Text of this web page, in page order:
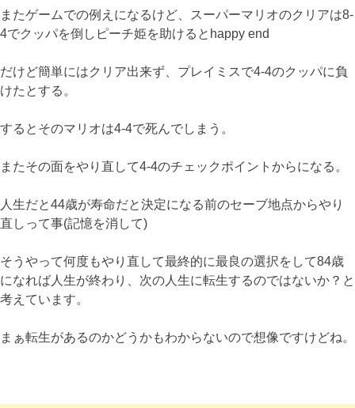
またゲームでの例えになるけど、スーパーマリオのクリアは8-
4でクッパを倒しピーチ姫を助けるとhappy end
だけど簡単にはクリア出来ず、プレイミスで4-4のクッパに負
けたとする。
するとそのマリオは4-4で死んでしまう。
またその面をやり直して4-4のチェックポイントからになる。
人生だと44歳が寿命だと決定になる前のセーブ地点からやり
直しって事(記憶を消して)
そうやって何度もやり直して最終的に最良の選択をして84歳
になれば人生が終わり、次の人生に転生するのではないか？と
考えています。
まぁ転生があるのかどうかもわからないので想像ですけどね。